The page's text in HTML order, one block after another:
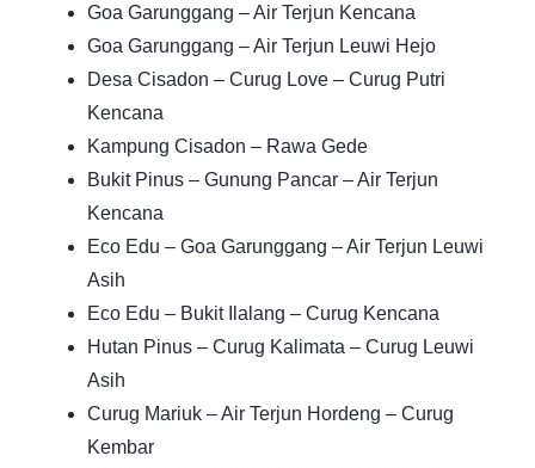
Goa Garunggang – Air Terjun Kencana
Goa Garunggang – Air Terjun Leuwi Hejo
Desa Cisadon – Curug Love – Curug Putri
Kencana
Kampung Cisadon – Rawa Gede
Bukit Pinus – Gunung Pancar – Air Terjun
Kencana
Eco Edu – Goa Garunggang – Air Terjun Leuwi
Asih
Eco Edu – Bukit Ilalang – Curug Kencana
Hutan Pinus – Curug Kalimata – Curug Leuwi
Asih
Curug Mariuk – Air Terjun Hordeng – Curug
Kembar